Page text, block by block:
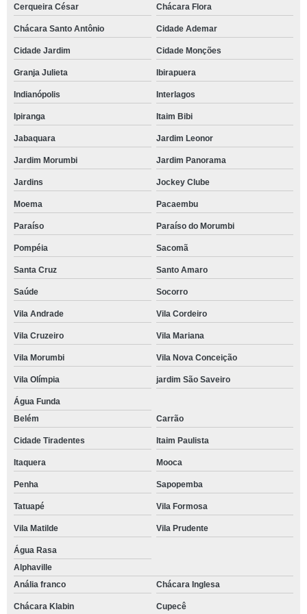
Cerqueira César Chácara Flora
Chácara Santo Antônio Cidade Ademar
Cidade Jardim Cidade Monções
Granja Julieta Ibirapuera
Indianópolis Interlagos
Ipiranga Itaim Bibi
Jabaquara Jardim Leonor
Jardim Morumbi Jardim Panorama
Jardins Jockey Clube
Moema Pacaembu
Paraíso Paraíso do Morumbi
Pompéia Sacomã
Santa Cruz Santo Amaro
Saúde Socorro
Vila Andrade Vila Cordeiro
Vila Cruzeiro Vila Mariana
Vila Morumbi Vila Nova Conceição
Vila Olímpia jardim São Saveiro
Água Funda
Belém
Carrão
Cidade Tiradentes Itaim Paulista
Itaquera Mooca
Penha Sapopemba
Tatuapé Vila Formosa
Vila Matilde Vila Prudente
Água Rasa
Alphaville
Anália franco
Chácara Inglesa
Chácara Klabin Cupecê